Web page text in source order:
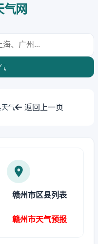
网
气 返回上一页
赣州市区县列表
赣州市天气预报